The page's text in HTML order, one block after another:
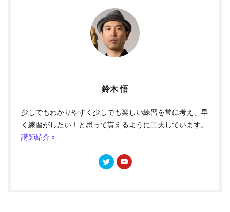
鈴木 悟
少しでもわかりやすく少しでも楽しい練習を常に考え、早
く練習がしたい！と思って貰えるように工夫しています。
講師紹介 »